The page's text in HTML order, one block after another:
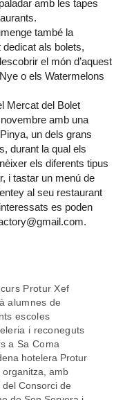
amb les tapes
també la
als bolets,
el món d’aquest
o els Watermelons
Mercat del Bolet
amb una
un dels grans
durant la qual els
els diferents tipus
i tastar un menú de
al seu restaurant
es poden
Protur Xef
alumnes de
escoles
i reconeguts
a Sa Coma
hotelera Protur
organitza, amb
del Consorci de